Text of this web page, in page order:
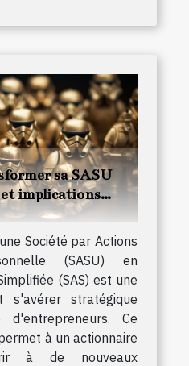
sa SASU
et implications
Société par Actions
(SASU) en
(SAS) est une
s'avérer stratégique
Ce
à un actionnaire
à de nouveaux